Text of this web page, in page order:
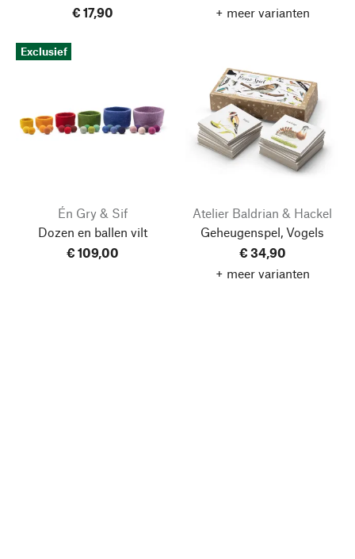
€ 17,90
+ meer varianten
Exclusief
Én Gry & Sif
Dozen en ballen vilt
€ 109,00
Atelier Baldrian & Hackel
Geheugenspel, Vogels
€ 34,90
+ meer varianten